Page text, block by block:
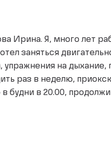
Ирина. Я, много лет
заняться
упражнения на
раз в неделю,
будни в 20.00,